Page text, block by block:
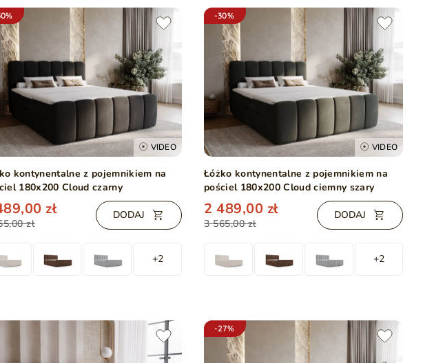
VIDEO
kontynentalne z pojemnikiem na
180x200 Cloud czarny
zł
zł DODAJ
+2
-30%
VIDEO
Łóżko kontynentalne z pojemnikiem na
pościel 180x200 Cloud ciemny szary
3 565,00 zł
2 489,00 zł DODAJ
+2
-27%